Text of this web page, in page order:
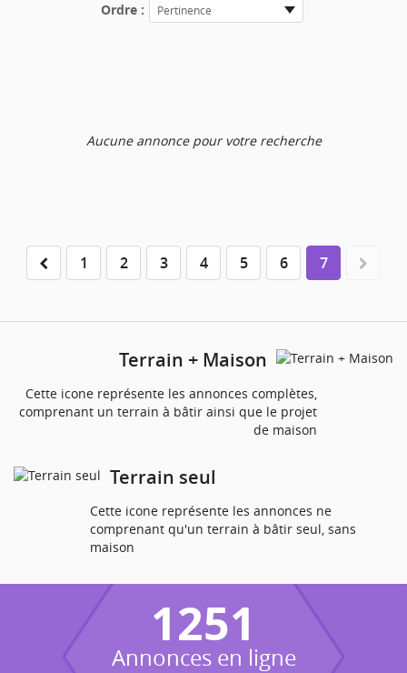
Ordre :
Pertinence
Aucune annonce pour votre recherche
1 2 3 4 5 6 7
Terrain + Maison
Cette icone représente les annonces complètes,
comprenant un terrain à bâtir ainsi que le projet
de maison
Terrain seul
Cette icone représente les annonces ne
comprenant qu'un terrain à bâtir seul, sans
maison
1251
Annonces en ligne